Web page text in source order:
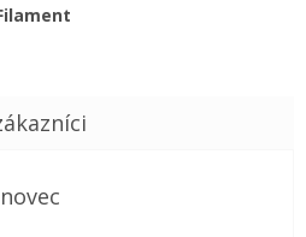
je 5 z 5 hviezdičiek.